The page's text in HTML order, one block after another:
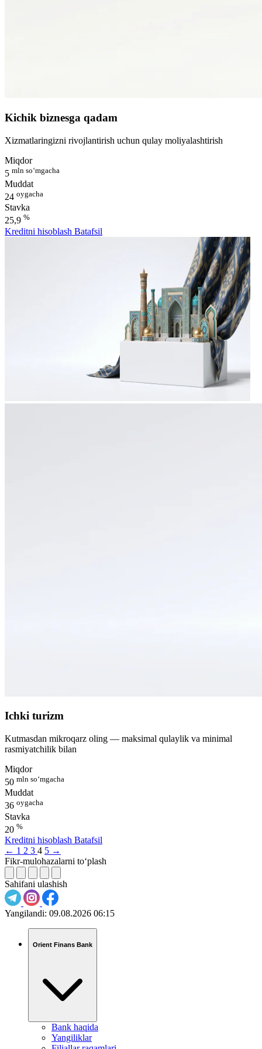
Kichik biznesga qadam
Xizmatlaringizni rivojlantirish uchun qulay moliyalashtirish
Miqdor
5 mln so‘mgacha
Muddat
24 oygacha
Stavka
25,9 %
Kreditni hisoblash Batafsil
Ichki turizm
Kutmasdan mikroqarz oling — maksimal qulaylik va minimal
rasmiyatchilik bilan
Miqdor
50 mln so‘mgacha
Muddat
36 oygacha
Stavka
20 %
Kreditni hisoblash Batafsil
← 1 2 3 4 5 →
Fikr-mulohazalarni to‘plash
Sahifani ulashish
Yangilandi: 09.08.2026 06:15
Orient Finans Bank
Bank haqida
Yangiliklar